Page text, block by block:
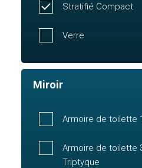
Stratifié Compact
Verre
Miroir
Armoire de toilette
Armoire de toilette
Triptyque